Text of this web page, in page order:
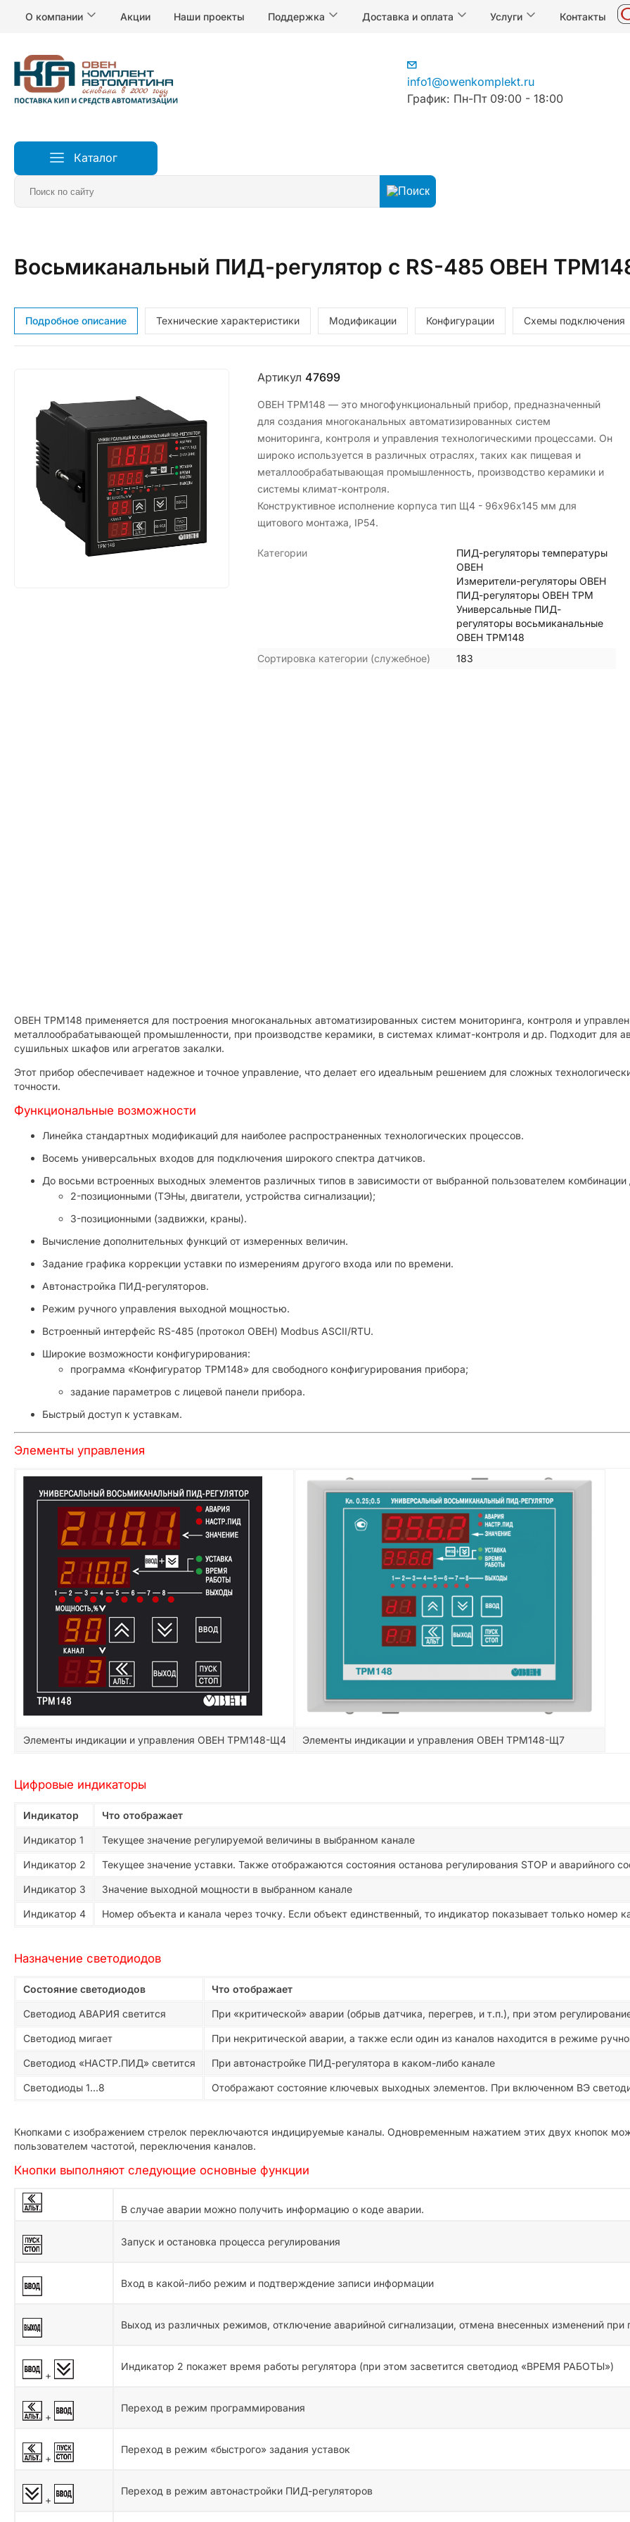
О компании Акции Наши проекты Поддержка Доставка и оплата Услуги Контакты
info1@owenkomplekt.ru
График: Пн-Пт 09:00 - 18:00
Каталог
Главная Измерители и регуляторы температуры ПИД-регуляторы температуры
Восьмиканальный ПИД-регулятор с RS-485 ОВЕН
Подробное описание Технические характеристики Модификации Конфигурации Схемы подключения
Артикул 47699
ОВЕН ТРМ148 — это многофункциональный прибор, предназначенный
для создания многоканальных автоматизированных систем
мониторинга, контроля и управления технологическими процессами. Он
широко используется в различных отраслях, таких как пищевая и
металлообрабатывающая промышленность, производство керамики и
системы климат-контроля.
Конструктивное исполнение корпуса тип Щ4 - 96х96х145 мм для
щитового монтажа, IP54.
Категории
ПИД-регуляторы температуры
ОВЕН
Измерители-регуляторы ОВЕН
ПИД-регуляторы ОВЕН ТРМ
Универсальные ПИД-
регуляторы восьмиканальные
ОВЕН ТРМ148
Сортировка категории (служебное)
183
ОВЕН ТРМ148 применяется для построения многоканальных автоматизированных систем мониторинга, контроля и
металлообрабатывающей промышленности, при производстве керамики, в системах климат-контроля и др. Подходит для
сушильных шкафов или агрегатов закалки.
Этот прибор обеспечивает надежное и точное управление, что делает его идеальным решением для сложных
точности.
Функциональные возможности
Линейка стандартных модификаций для наиболее распространенных технологических процессов.
Восемь универсальных входов для подключения широкого спектра датчиков.
До восьми встроенных выходных элементов различных типов в зависимости от выбранной пользователем
2-позиционными (ТЭНы, двигатели, устройства сигнализации);
3-позиционными (задвижки, краны).
Вычисление дополнительных функций от измеренных величин.
Задание графика коррекции уставки по измерениям другого входа или по времени.
Автонастройка ПИД-регуляторов.
Режим ручного управления выходной мощностью.
Встроенный интерфейс RS-485 (протокол ОВЕН) Modbus ASCII/RTU.
Широкие возможности конфигурирования:
программа «Конфигуратор ТРМ148» для свободного конфигурирования прибора;
задание параметров с лицевой панели прибора.
Быстрый доступ к уставкам.
Элементы управления
Элементы индикации и управления ОВЕН ТРМ148-Щ4 Элементы индикации и управления ОВЕН ТРМ148-Щ7
Цифровые индикаторы
Индикатор Что отображает
Индикатор 1 Текущее значение регулируемой величины в выбранном канале
Индикатор 2 Текущее значение уставки. Также отображаются состояния останова регулирования STOP и аварийного
Индикатор 3 Значение выходной мощности в выбранном канале
Индикатор 4 Номер объекта и канала через точку. Если объект единственный, то индикатор показывает только номер
Назначение светодиодов
Состояние светодиодов Что отображает
Светодиод АВАРИЯ светится При «критической» аварии (обрыв датчика, перегрев, и т.п.), при этом
Светодиод мигает При некритической аварии, а также если один из каналов находится в режиме
Светодиод «НАСТР.ПИД» светится При автонастройке ПИД-регулятора в каком-либо канале
Светодиоды 1...8 Отображают состояние ключевых выходных элементов. При включенном ВЭ
Кнопками с изображением стрелок переключаются индицируемые каналы. Одновременным нажатием этих двух кнопок
пользователем частотой, переключения каналов.
Кнопки выполняют следующие основные функции
В случае аварии можно получить информацию о коде аварии.
Запуск и остановка процесса регулирования
Вход в какой-либо режим и подтверждение записи информации
Выход из различных режимов, отключение аварийной сигнализации, отмена внесенных изменений
+
Индикатор 2 покажет время работы регулятора (при этом засветится светодиод «ВРЕМЯ РАБОТЫ»)
+
Переход в режим программирования
+
Переход в режим «быстрого» задания уставок
+
Переход в режим автонастройки ПИД-регуляторов